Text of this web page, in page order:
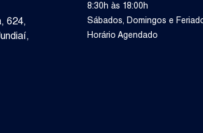
, 624,
,
8:30h às 18:00h
Sábados, Domingos e
Horário Agendado